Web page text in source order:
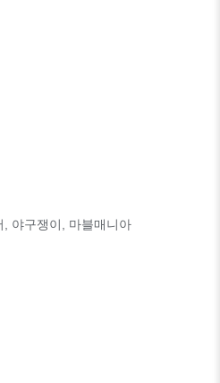
, 야구쟁이, 마블매니아